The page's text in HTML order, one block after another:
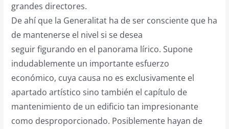
grandes directores.
De ahí que la Generalitat ha de ser consciente que ha
de mantenerse el nivel si se desea
seguir figurando en el panorama lírico. Supone
indudablemente un importante esfuerzo
económico, cuya causa no es exclusivamente el
apartado artístico sino también el capítulo de
mantenimiento de un edificio tan impresionante
como desproporcionado. Posiblemente hayan de